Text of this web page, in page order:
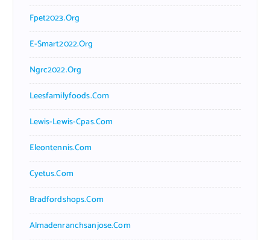
Fpet2023.org
E-Smart2022.org
Ngrc2022.org
Leesfamilyfoods.com
Lewis-Lewis-Cpas.com
Eleontennis.com
Cyetus.com
Bradfordshops.com
Almadenranchsanjose.com